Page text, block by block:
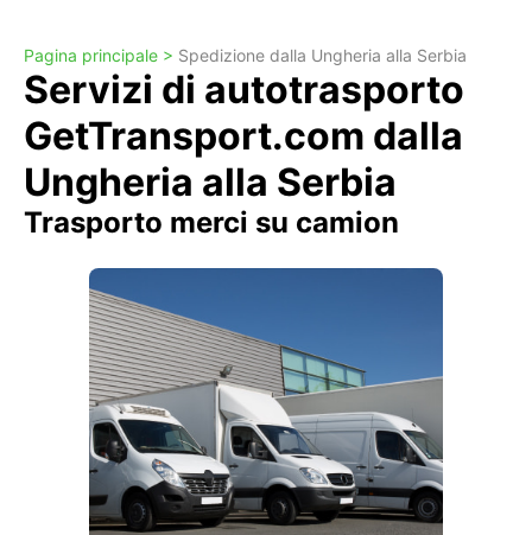
Pagina principale > Spedizione dalla Ungheria alla Serbia
Servizi di autotrasporto
GetTransport.com dalla
Ungheria alla Serbia
Trasporto merci su camion